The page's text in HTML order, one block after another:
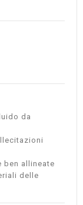
da
ben allineate
delle